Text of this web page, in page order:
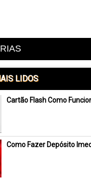
LIDOS
Cartão Flash Como
Como Fazer Depósito